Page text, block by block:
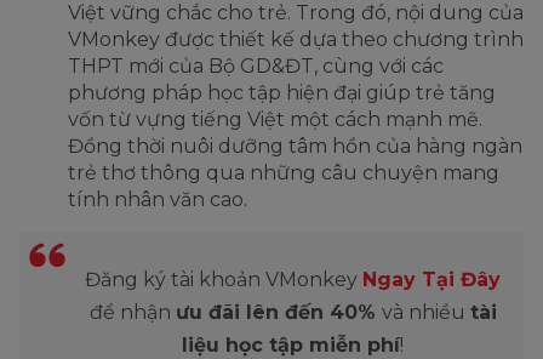
Việt vững chắc cho trẻ. Trong đó, nội dung của
VMonkey được thiết kế dựa theo chương trình
THPT mới của Bộ GD&ĐT, cùng với các
phương pháp học tập hiện đại giúp trẻ tăng
vốn từ vựng tiếng Việt một cách mạnh mẽ.
Đồng thời nuôi dưỡng tâm hồn của hàng ngàn
trẻ thơ thông qua những câu chuyện mang
tính nhân văn cao.
Đăng ký tài khoản VMonkey Ngay Tại Đây
để nhận ưu đãi lên đến 40% và nhiều tài
liệu học tập miễn phí!